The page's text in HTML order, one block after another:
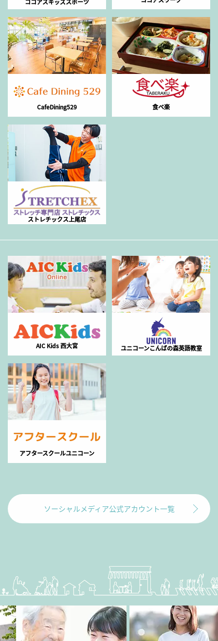
ココアスキッズスポーツ
CafeDining529 食べ楽
ストレチックス上尾店
AIC Kids 西大宮 ユニコーンこんばの森英語教室
アフタースクールユニコーン
ソーシャルメディア公式アカウント一覧